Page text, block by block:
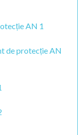
AN 1
de protecție AN